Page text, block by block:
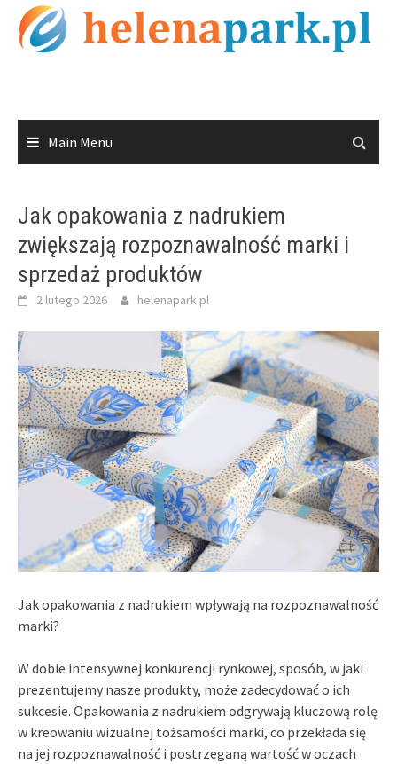
Skip
content
Main Menu
Jak opakowania z nadrukiem
zwiększają rozpoznawalność marki i
sprzedaż produktów
2 lutego 2026 helenapark.pl
Jak opakowania z nadrukiem wpływają na rozpoznawalność
marki?
W dobie intensywnej konkurencji rynkowej, sposób, w jaki
prezentujemy nasze produkty, może zadecydować o ich
sukcesie. Opakowania z nadrukiem odgrywają kluczową rolę
w kreowaniu wizualnej tożsamości marki, co przekłada się
na jej rozpoznawalność i postrzeganą wartość w oczach